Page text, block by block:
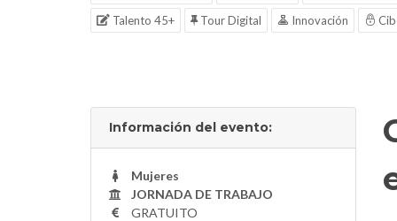
Talento 45+
Tour Digital Innovación
Información del evento:
Mujeres
JORNADA DE TRABAJO
GRATUITO